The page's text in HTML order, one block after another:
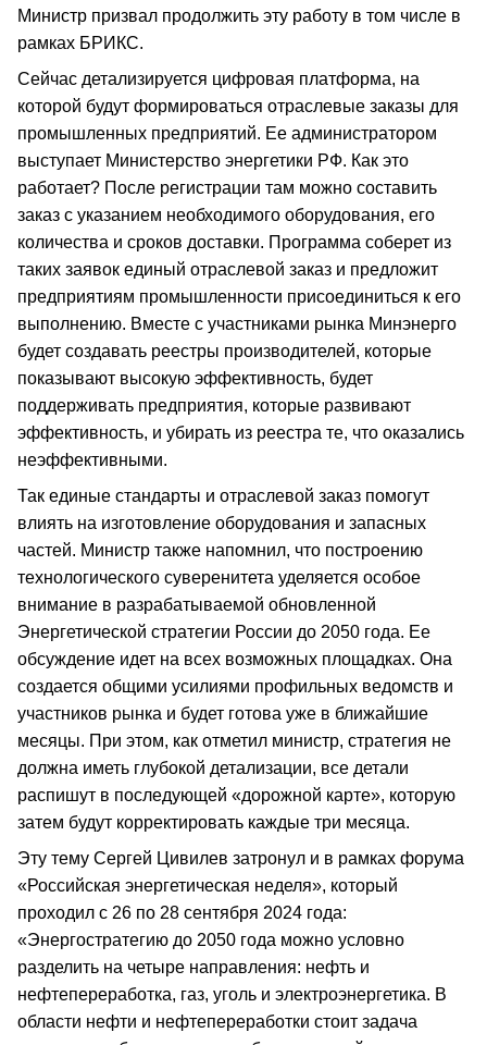
Министр призвал продолжить эту работу в том числе в
рамках БРИКС.
Сейчас детализируется цифровая платформа, на
которой будут формироваться отраслевые заказы для
промышленных предприятий. Ее администратором
выступает Министерство энергетики РФ. Как это
работает? После регистрации там можно составить
заказ с указанием необходимого оборудования, его
количества и сроков доставки. Программа соберет из
таких заявок единый отраслевой заказ и предложит
предприятиям промышленности присоединиться к его
выполнению. Вместе с участниками рынка Минэнерго
будет создавать реестры производителей, которые
показывают высокую эффективность, будет
поддерживать предприятия, которые развивают
эффективность, и убирать из реестра те, что оказались
неэффективными.
Так единые стандарты и отраслевой заказ помогут
влиять на изготовление оборудования и запасных
частей. Министр также напомнил, что построению
технологического суверенитета уделяется особое
внимание в разрабатываемой обновленной
Энергетической стратегии России до 2050 года. Ее
обсуждение идет на всех возможных площадках. Она
создается общими усилиями профильных ведомств и
участников рынка и будет готова уже в ближайшие
месяцы. При этом, как отметил министр, стратегия не
должна иметь глубокой детализации, все детали
распишут в последующей «дорожной карте», которую
затем будут корректировать каждые три месяца.
Эту тему Сергей Цивилев затронул и в рамках форума
«Российская энергетическая неделя», который
проходил с 26 по 28 сентября 2024 года:
«Энергостратегию до 2050 года можно условно
разделить на четыре направления: нефть и
нефтепереработка, газ, уголь и электроэнергетика. В
области нефти и нефтепереработки стоит задача